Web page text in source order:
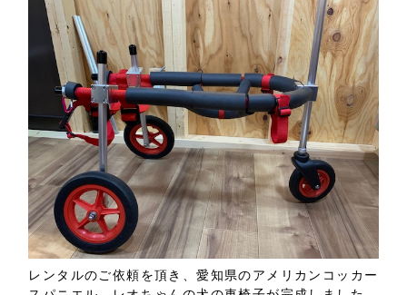
レンタルのご依頼を頂き、愛知県のアメリカンコッカー